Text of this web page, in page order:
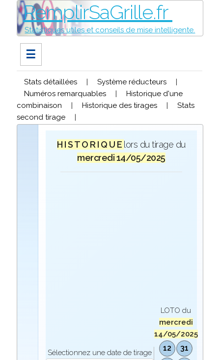
RemplirSaGrille.fr
Statistiques utiles et conseils de mise intelligente.
☰
Stats détaillées | Système réducteurs
|
Numéros remarquables
|
Historique d'une
combinaison
| Historique des tirages |
Stats
second tirage
|
H I S T O R I Q U E lors du tirage du
mercredi 14/05/2025
Sélectionnez une date de tirage
LOTO du
mercredi
14/05/2025
12
31